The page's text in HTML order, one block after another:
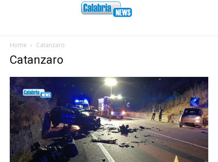
Home Catanzaro
Catanzaro